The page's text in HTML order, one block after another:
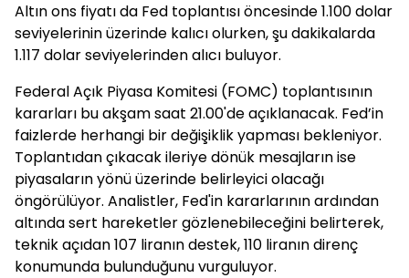
Altın ons fiyatı da Fed toplantısı öncesinde 1.100 dolar
seviyelerinin üzerinde kalıcı olurken, şu dakikalarda
1.117 dolar seviyelerinden alıcı buluyor.
Federal Açık Piyasa Komitesi (FOMC) toplantısının
kararları bu akşam saat 21.00'de açıklanacak. Fed’in
faizlerde herhangi bir değişiklik yapması bekleniyor.
Toplantıdan çıkacak ileriye dönük mesajların ise
piyasaların yönü üzerinde belirleyici olacağı
öngörülüyor. Analistler, Fed'in kararlarının ardından
altında sert hareketler gözlenebileceğini belirterek,
teknik açıdan 107 liranın destek, 110 liranın direnç
konumunda bulunduğunu vurguluyor.